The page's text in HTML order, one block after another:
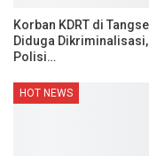
Korban KDRT di Tangsel
Diduga Dikriminalisasi,
Polisi…
HOT NEWS